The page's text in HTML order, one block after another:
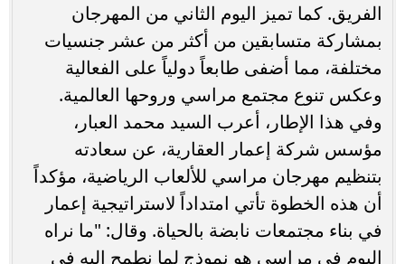
الفريق. كما تميز اليوم الثاني من المهرجان
بمشاركة متسابقين من أكثر من عشر جنسيات
مختلفة، مما أضفى طابعاً دولياً على الفعالية
وعكس تنوع مجتمع مراسي وروحها العالمية.
وفي هذا الإطار، أعرب السيد محمد العبار،
مؤسس شركة إعمار العقارية، عن سعادته
بتنظيم مهرجان مراسي للألعاب الرياضية، مؤكداً
أن هذه الخطوة تأتي امتداداً لاستراتيجية إعمار
في بناء مجتمعات نابضة بالحياة. وقال: "ما نراه
اليوم في مراسي هو نموذج لما نطمح إليه في